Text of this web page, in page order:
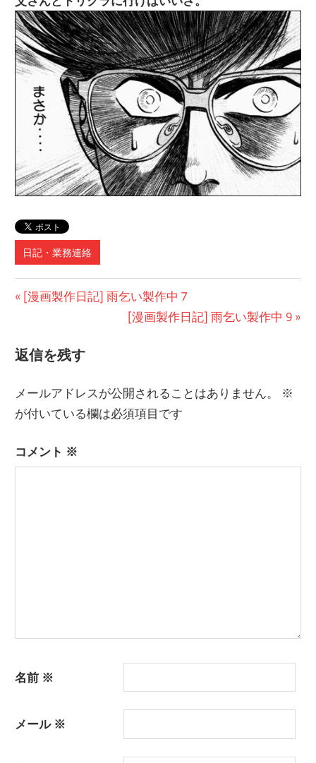
日記・業務連絡
投
ナ
ゲ
シ
前
事:
[漫画製作日記] 雨乞い製作中 7
次
[漫画製作日記] 雨乞い製作中 9
返信を残す
メールアドレスが公開されることはありません。
※
が付いている欄は必須項目です
コメント ※
名前 ※
メール ※